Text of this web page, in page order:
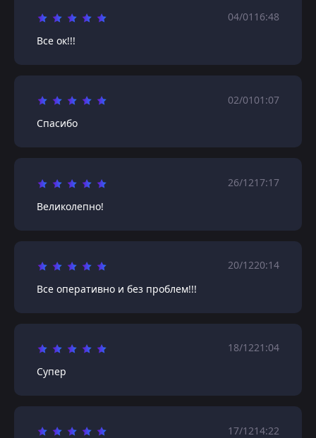
04/01 16:48
Все ок!!!
02/0101:07
Спасибо
26/1217:17
Великолепно!
20/1220:14
Все оперативно и без проблем!!!
18/1221:04
Супер
17/1214:22